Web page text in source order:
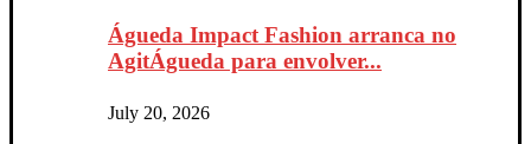
Águeda Impact Fashion arranca no
AgitÁgueda para envolver...
July 20, 2026